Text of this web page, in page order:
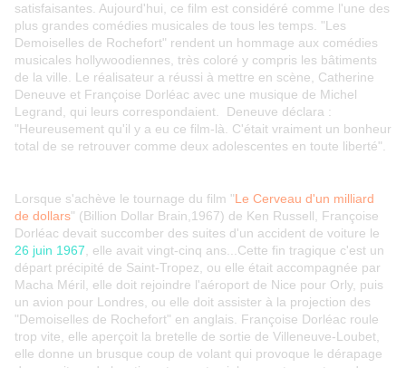
satisfaisantes. Aujourd'hui, ce film est considéré comme l'une des
plus grandes comédies musicales de tous les temps. "Les
Demoiselles de Rochefort" rendent un hommage aux comédies
musicales hollywoodiennes, très coloré y compris les bâtiments
de la ville. Le réalisateur a réussi à mettre en scène, Catherine
Deneuve et Françoise Dorléac avec une musique de Michel
Legrand, qui leurs correspondaient. Deneuve déclara :
"Heureusement qu'il y a eu ce film-là. C'était vraiment un bonheur
total de se retrouver comme deux adolescentes en toute liberté".
Lorsque s'achève le tournage du film "Le Cerveau d'un milliard
de dollars" (Billion Dollar Brain,1967) de Ken Russell, Françoise
Dorléac devait succomber des suites d'un accident de voiture le
26 juin 1967 , elle avait vingt-cinq ans...Cette fin tragique c'est un
départ précipité de Saint-Tropez, ou elle était accompagnée par
Macha Méril, elle doit rejoindre l'aéroport de Nice pour Orly, puis
un avion pour Londres, ou elle doit assister à la projection des
"Demoiselles de Rochefort" en anglais. Françoise Dorléac roule
trop vite, elle aperçoit la bretelle de sortie de Villeneuve-Loubet,
elle donne un brusque coup de volant qui provoque le dérapage